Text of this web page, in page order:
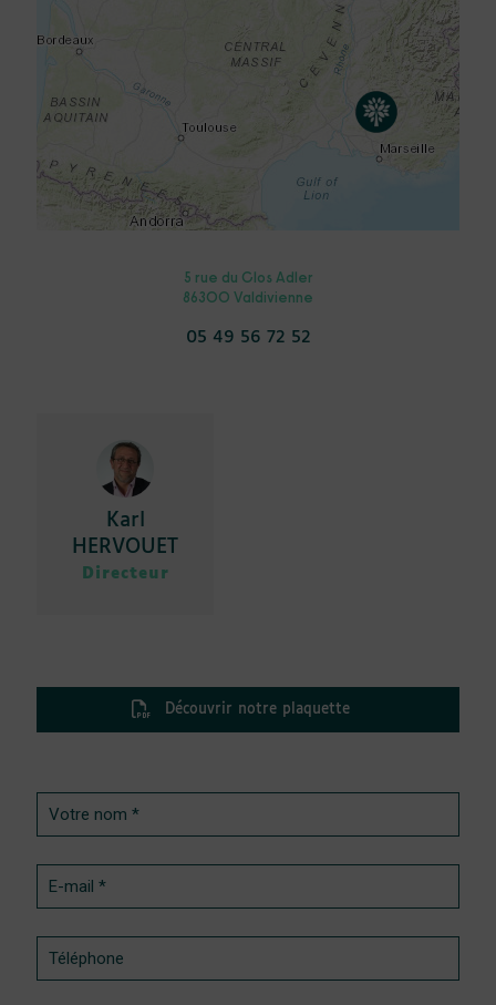
5 rue du Clos Adler
86300 Valdivienne
05 49 56 72 52
Karl
HERVOUET
Directeur
Découvrir notre plaquette